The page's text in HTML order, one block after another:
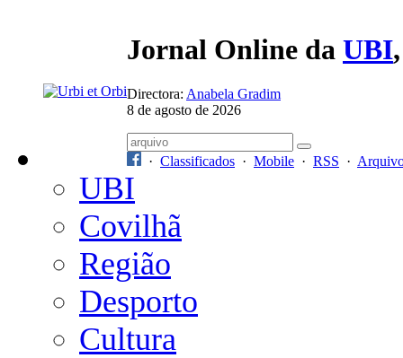
Jornal Online da UBI
Directora: Anabela Gradim
8 de agosto de 2026
· Classificados · Mobile · RSS ·
UBI
Covilhã
Região
Desporto
Cultura